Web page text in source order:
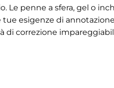
penne a sfera, gel o
esigenze di
di correzione